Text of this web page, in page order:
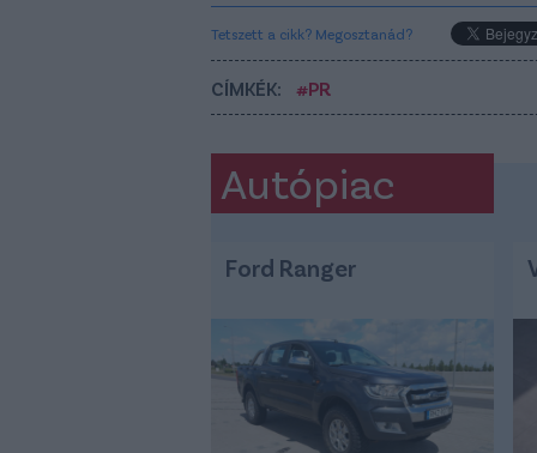
Tetszett a cikk? Megosztanád?
CÍMKÉK: #PR
Autópiac
Ford Ranger